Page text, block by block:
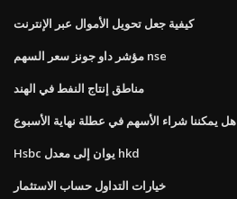
كيفية جعل تحويل الأموال عبر الإنترنت
مؤشر داو جونز سعر السهم nse
مناطق إنتاج النفط في الهند
هل يمكننا شراء الأسهم في عطلة نهاية الأسبوع
Hsbc يوان إلى معدل hkd
خيارات التداول حساب الاستثمار